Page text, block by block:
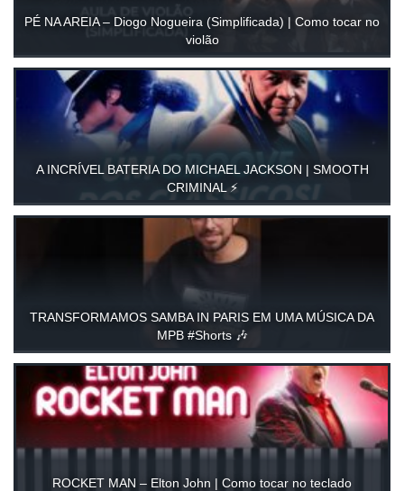
PÉ NA AREIA – Diogo Nogueira (Simplificada) | Como tocar no
violão
A INCRÍVEL BATERIA DO MICHAEL JACKSON | SMOOTH
CRIMINAL ⚡️
TRANSFORMAMOS SAMBA IN PARIS EM UMA MÚSICA DA
MPB #Shorts 🎶
ROCKET MAN – Elton John | Como tocar no teclado